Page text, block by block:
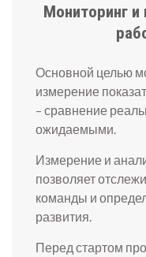
Мониторинг
Основной целью
измерение
– сравнение
ожидаемыми.
Измерение и
позволяет
команды и
развития.
Перед стартом